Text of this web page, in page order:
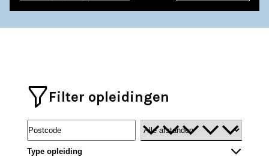
Filter opleidingen
Type opleiding